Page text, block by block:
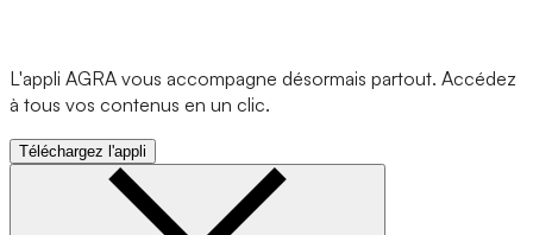
L'appli AGRA vous accompagne désormais partout. Accédez
à tous vos contenus en un clic.
Téléchargez l'appli